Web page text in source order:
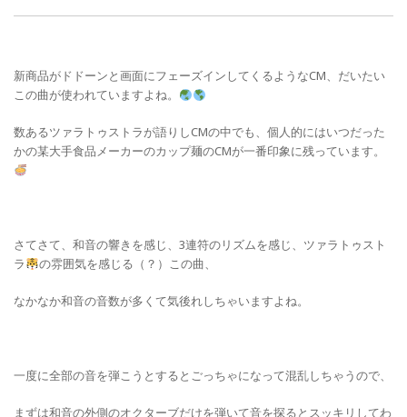
新商品がドドーンと画面にフェーズインしてくるようなCM、だいたい
この曲が使われていますよね。
数あるツァラトゥストラが語りしCMの中でも、個人的にはいつだった
かの某大手食品メーカーのカップ麺のCMが一番印象に残っています。
さてさて、和音の響きを感じ、3連符のリズムを感じ、ツァラトゥスト
ラ
の雰囲気を感じる（？）この曲、
なかなか和音の音数が多くて気後れしちゃいますよね。
一度に全部の音を弾こうとするとごっちゃになって混乱しちゃうので、
まずは和音の外側のオクターブだけを弾いて音を探るとスッキリしてわ